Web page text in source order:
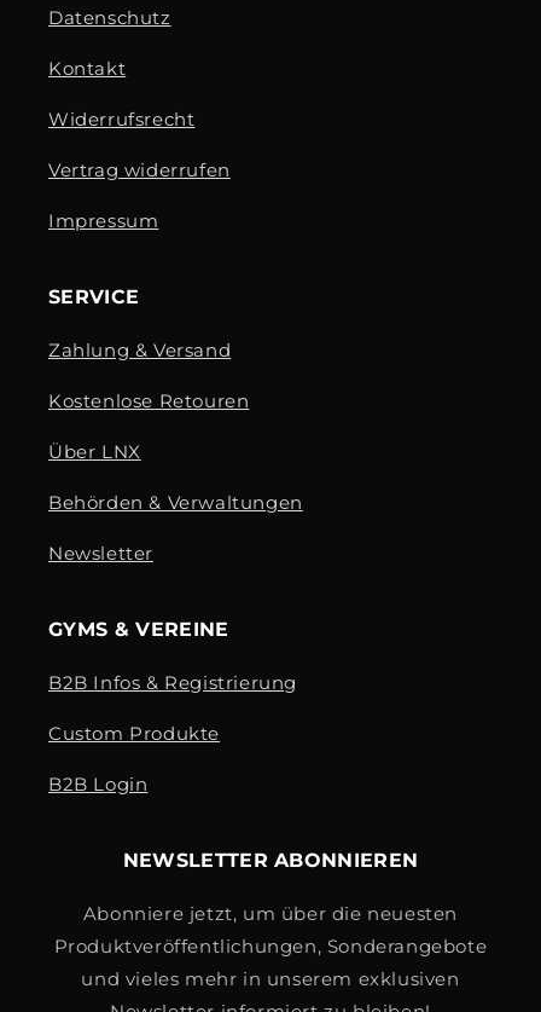
Datenschutz
Kontakt
Widerrufsrecht
Vertrag widerrufen
Impressum
SERVICE
Zahlung & Versand
Kostenlose Retouren
Über LNX
Behörden & Verwaltungen
Newsletter
GYMS & VEREINE
B2B Infos & Registrierung
Custom Produkte
B2B Login
NEWSLETTER ABONNIEREN
Abonniere jetzt, um über die neuesten
Produktveröffentlichungen, Sonderangebote
und vieles mehr in unserem exklusiven